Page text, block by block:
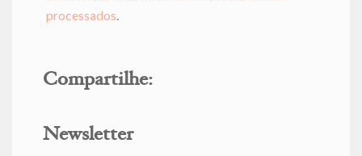
processados.
Compartilhe:
Newsletter